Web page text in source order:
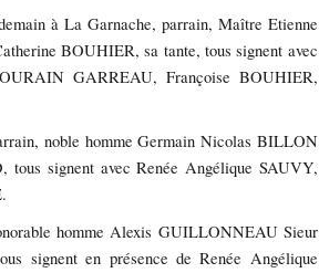
à La Garnache, parrain, Maître Etienne
BOUHIER, sa tante, tous signent avec
GARREAU, Françoise BOUHIER,
noble homme Germain Nicolas BILLON
signent avec Renée Angélique SAUVY,
homme Alexis GUILLONNEAU Sieur
signent en présence de Renée Angélique